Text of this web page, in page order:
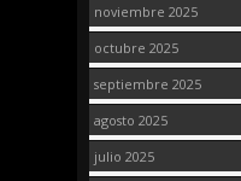
noviembre 2025
octubre 2025
septiembre 2025
agosto 2025
julio 2025